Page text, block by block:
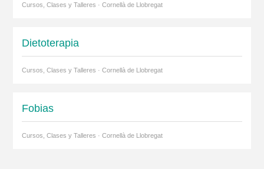
Cursos, Clases y Talleres · Cornellà de Llobregat
Dietoterapia
Cursos, Clases y Talleres · Cornellà de Llobregat
Fobias
Cursos, Clases y Talleres · Cornellà de Llobregat